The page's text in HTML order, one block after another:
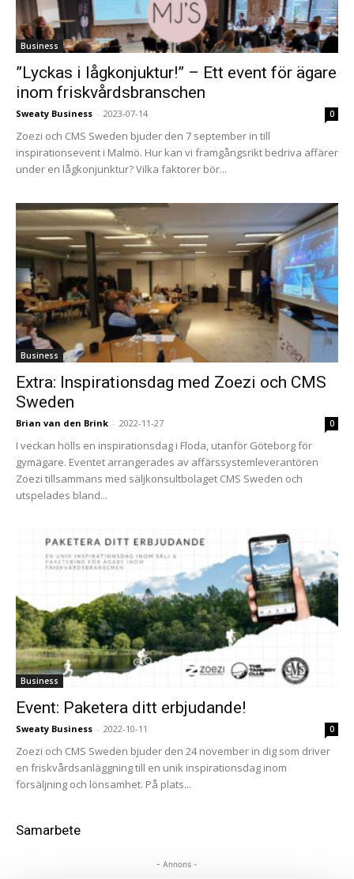
Business
”Lyckas i lågkonjuktur!” – Ett event för ägare
inom friskvårdsbranschen
Sweaty Business - 2023-07-14 0
Zoezi och CMS Sweden bjuder den 7 september in till
inspirationsevent i Malmö. Hur kan vi framgångsrikt bedriva affärer
under en lågkonjunktur? Vilka faktorer bör...
Business
Extra: Inspirationsdag med Zoezi och CMS
Sweden
Brian van den Brink - 2022-11-27 0
I veckan hölls en inspirationsdag i Floda, utanför Göteborg för
gymägare. Eventet arrangerades av affärssystemleverantören
Zoezi tillsammans med säljkonsultbolaget CMS Sweden och
utspelades bland...
Business
Event: Paketera ditt erbjudande!
Sweaty Business - 2022-10-11 0
Zoezi och CMS Sweden bjuder den 24 november in dig som driver
en friskvårdsanläggning till en unik inspirationsdag inom
försäljning och lönsamhet. På plats...
Samarbete
- Annons -